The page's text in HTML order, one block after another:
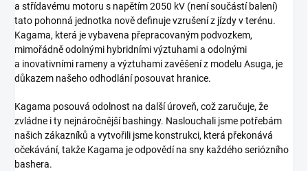
a střídavému motoru s napětím 2050 kV (není součástí balení)
tato pohonná jednotka nově definuje vzrušení z jízdy v terénu.
Kagama, která je vybavena přepracovaným podvozkem,
mimořádně odolnými hybridními výztuhami a odolnými
a inovativními rameny a výztuhami zavěšení z modelu Asuga, je
důkazem našeho odhodlání posouvat hranice.
Kagama posouvá odolnost na další úroveň, což zaručuje, že
zvládne i ty nejnáročnější bashingy. Naslouchali jsme potřebám
našich zákazníků a vytvořili jsme konstrukci, která překonává
očekávání, takže Kagama je odpovědí na sny každého seriózního
bashera.